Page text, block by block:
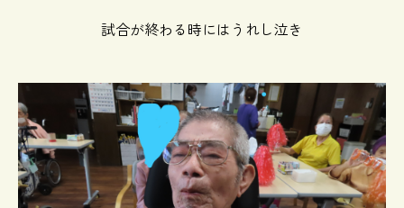
試合が終わる時にはうれし泣き